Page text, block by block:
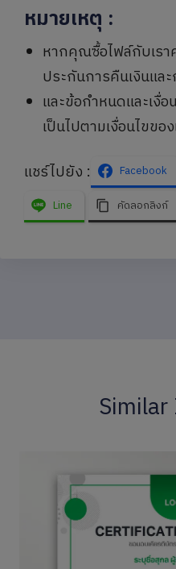
หมายเหตุ :
หากคุณซื้อไฟล์กับเร
ประกันการคืนเงินแล
และข้อกำหนดและเงื่อ
เป็นไปตามเงื่อนไขขอ
แชร์ไปยัง :
Facebook
Line
คัดลอกลิงก์